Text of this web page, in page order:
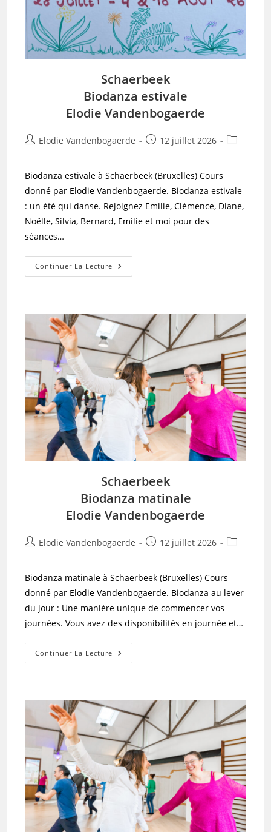
Schaerbeek
Biodanza estivale
Elodie Vandenbogaerde
Auteur/autrice
publication :
Elodie Vandenbogaerde
Publication
12 juillet 2026
Post
Biodanza estivale à Schaerbeek (Bruxelles) Cours
donné par Elodie Vandenbogaerde. Biodanza estivale
: un été qui danse. Rejoignez Emilie, Clémence, Diane,
Noëlle, Silvia, Bernard, Emilie et moi pour des
séances…
Continuer La Lecture Schaerbeek
Biodanza
Schaerbeek
Biodanza matinale
Elodie Vandenbogaerde
Auteur/autrice
publication :
Elodie Vandenbogaerde
Publication
12 juillet 2026
Post
Biodanza matinale à Schaerbeek (Bruxelles) Cours
donné par Elodie Vandenbogaerde. Biodanza au lever
du jour : Une manière unique de commencer vos
journées. Vous avez des disponibilités en journée et…
Continuer La Lecture Schaerbeek
Biodanza